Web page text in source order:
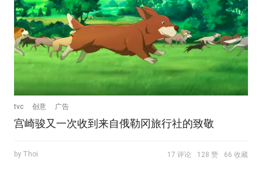
tvc 创意 广告
宫崎骏又一次收到来自俄勒冈旅行社的致敬
by Thoi 17 评论 128 赞 66 收藏